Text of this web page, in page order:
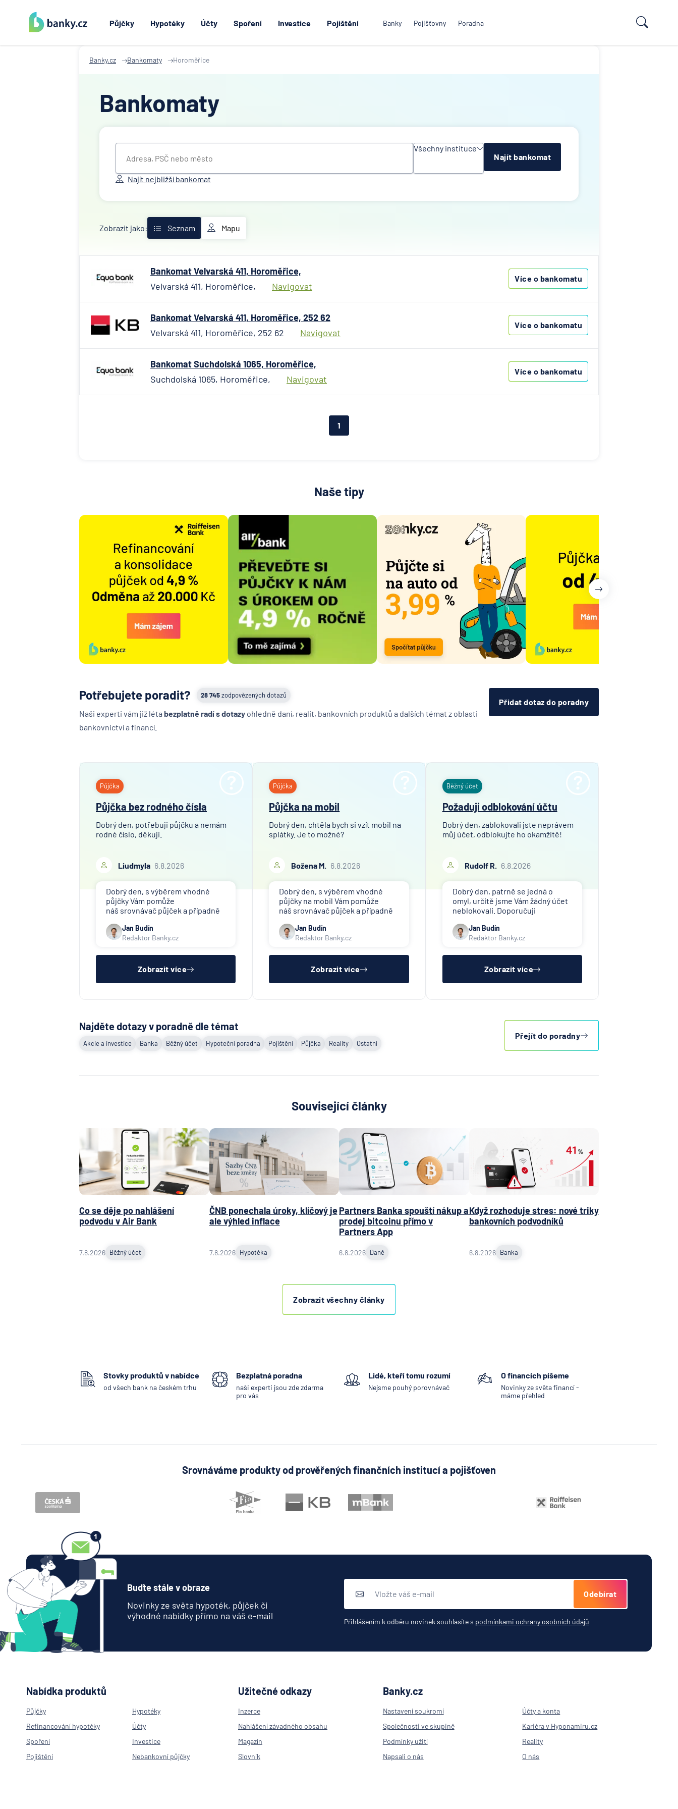
Půjčky Hypotéky Účty Spoření Investice Pojištění Banky Pojišťovny Poradna
Banky.cz Bankomaty Horoměřice
Bankomaty
Všechny instituce
instituce
Česká
spořitelna
Najít bankomat
Najít nejbližší bankomat
Zobrazit jako: Seznam Mapu
Bankomat Velvarská 411, Horoměřice,
Velvarská 411, Horoměřice,
Navigovat
Více o bankomatu
Bankomat Velvarská 411, Horoměřice, 252 62
Velvarská 411, Horoměřice, 252 62
Navigovat
Více o bankomatu
Bankomat Suchdolská 1065, Horoměřice,
Suchdolská 1065, Horoměřice,
Navigovat
Více o bankomatu
1
Naše tipy
28 745zodpovězených dotazů
Potřebujete poradit?
Naši experti vám již léta bezplatně radí s dotazy ohledně daní, realit, bankovních produktů a dalších témat z oblasti
bankovnictví a financí.
Přidat dotaz do poradny
Půjčka
Půjčka bez rodného čísla
Dobrý den, potřebuji půjčku a nemám
rodné číslo, děkuji.
Liudmyla 6.8.2026
Dobrý den, s výběrem vhodné
půjčky Vám pomůže
náš srovnávač půjček a případně
půjček. Pro získání půjčky je třeba
mít dostatečný příjem, nebýt ve
čistý registr dlužník a ideálně mít
Jan Budín
Redaktor Banky.cz
Zobrazit více
Půjčka
Půjčka na mobil
Dobrý den, chtěla bych si vzít mobil na
splátky. Je to možné?
Božena M. 6.8.2026
Dobrý den, s výběrem vhodné
půjčky na mobil Vám pomůže
náš srovnávač půjček a případně
půjček. Pro získání půjčky (nebo
nákupu na splátky) je třeba mít
zkušební ani výpovědní lhůtě, mít
Jan Budín
Redaktor Banky.cz
Zobrazit více
Běžný účet
Požaduji odblokování účtu
Dobrý den, zablokovali jste neprávem
můj účet, odblokujte ho okamžitě!
Rudolf R. 6.8.2026
Dobrý den, patrně se jedná o
omyl, určitě jsme Vám žádný účet
neblokovali. Doporučuji
zablokoval (exekutor, banka atd.).
Jan Budín
Redaktor Banky.cz
Zobrazit více
Najděte dotazy v poradně dle témat
Akcie a investice Banka Běžný účet Hypoteční poradna Pojištění Půjčka Reality Ostatní
Přejít do poradny
Související články
Co se děje po nahlášení
podvodu v Air Bank
7.8.2026 Běžný účet
ČNB ponechala úroky, klíčový je
ale výhled inflace
7.8.2026 Hypotéka
Partners Banka spouští nákup a
prodej bitcoinu přímo v
Partners App
6.8.2026 Daně
Když rozhoduje stres: nové triky
bankovních podvodníků
6.8.2026 Banka
Zobrazit všechny články
Stovky produktů v nabídce
od všech bank na českém trhu
Bezplatná poradna
naši experti jsou zde zdarma
pro vás
Lidé, kteří tomu rozumí
Nejsme pouhý porovnávač
O financích píšeme
Novinky ze světa financí -
máme přehled
Srovnáváme produkty od prověřených finančních institucí a pojišťoven
Buďte stále v obraze
Novinky ze světa hypoték, půjček či
výhodné nabídky přímo na váš e-mail
Odebírat
Přihlášením k odběru novinek souhlasíte s podmínkami ochrany osobních údajů
Nabídka produktů
Půjčky
Hypotéky
Refinancování hypotéky
Účty
Spoření
Investice
Pojištění
Nebankovní půjčky
Užitečné odkazy
Inzerce
Nahlášení závadného obsahu
Magazín
Slovník
Banky.cz
Nastavení soukromí
Účty a konta
Společnosti ve skupině
Kariéra v Hyponamiru.cz
Podmínky užití
Reality
Napsali o nás
O nás